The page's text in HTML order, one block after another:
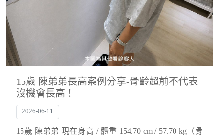
15歲 陳弟弟長高案例分享-骨齡超前不代表
沒機會長高！
2026-06-11
15歲 陳弟弟 現在身高 / 體重 154.70 cm / 57.70 kg（骨